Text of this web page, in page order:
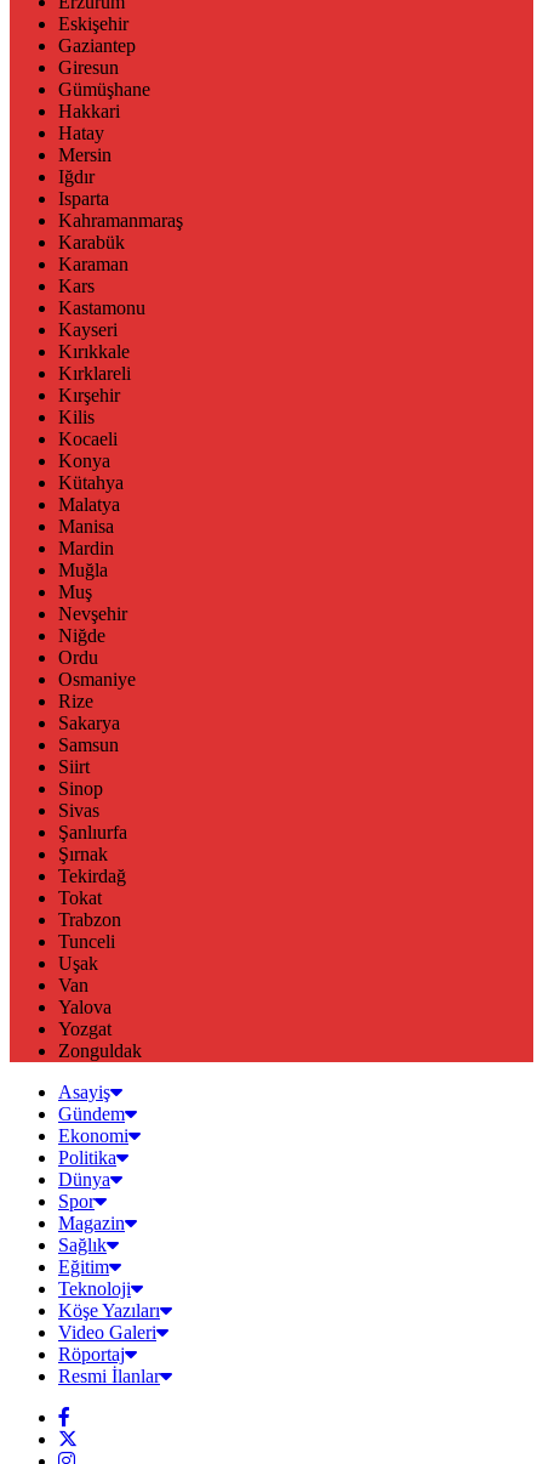
Eskişehir
Gaziantep
Giresun
Gümüşhane
Hakkari
Hatay
Mersin
Iğdır
Isparta
Kahramanmaraş
Karabük
Karaman
Kars
Kastamonu
Kayseri
Kırıkkale
Kırklareli
Kırşehir
Kilis
Kocaeli
Konya
Kütahya
Malatya
Manisa
Mardin
Muğla
Muş
Nevşehir
Niğde
Ordu
Osmaniye
Rize
Sakarya
Samsun
Siirt
Sinop
Sivas
Şanlıurfa
Şırnak
Tekirdağ
Tokat
Trabzon
Tunceli
Uşak
Van
Yalova
Yozgat
Zonguldak
Asayiş
Gündem
Ekonomi
Politika
Dünya
Spor
Magazin
Sağlık
Eğitim
Teknoloji
Köşe Yazıları
Video Galeri
Röportaj
Resmi İlanlar